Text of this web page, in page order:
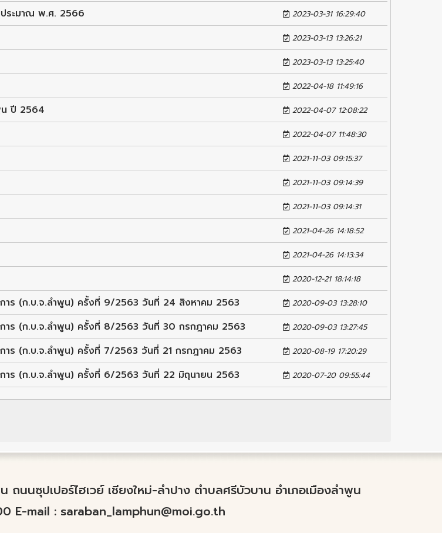
ประมาณ พ.ศ. 2566 2023-03-31 16:29:40
2023-03-13 13:26:21
2023-03-13 13:25:40
2022-04-18 11:49:16
น ปี 2564 2022-04-07 12:08:22
2022-04-07 11:48:30
2021-11-03 09:15:37
2021-11-03 09:14:39
2021-11-03 09:14:31
2021-04-26 14:18:52
2021-04-26 14:13:34
2020-12-21 18:14:18
าร (ก.บ.จ.ลำพูน) ครั้งที่ 9/2563 วันที่ 24 สิงหาคม 2563 2020-09-03 13:28:10
าร (ก.บ.จ.ลำพูน) ครั้งที่ 8/2563 วันที่ 30 กรกฎาคม 2563 2020-09-03 13:27:45
าร (ก.บ.จ.ลำพูน) ครั้งที่ 7/2563 วันที่ 21 กรกฎาคม 2563 2020-08-19 17:20:29
าร (ก.บ.จ.ลำพูน) ครั้งที่ 6/2563 วันที่ 22 มิถุนายน 2563 2020-07-20 09:55:44
นนซุปเปอร์ไฮเวย์ เชียงใหม่-ลำปาง ตำบลศรีบัวบาน อำเภอเมืองลำพูน
E-mail : saraban_lamphun@moi.go.th